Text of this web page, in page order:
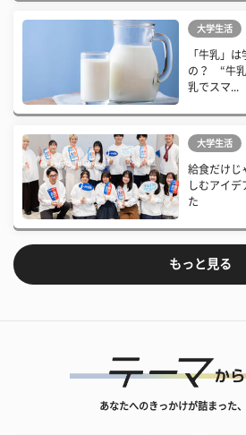
大学生活
「牛乳」
の？ “牛
乳でスマ...
大学生活
給食だけ
しむアイデ
た
もっと見る
あなたへのきっかけが詰まった